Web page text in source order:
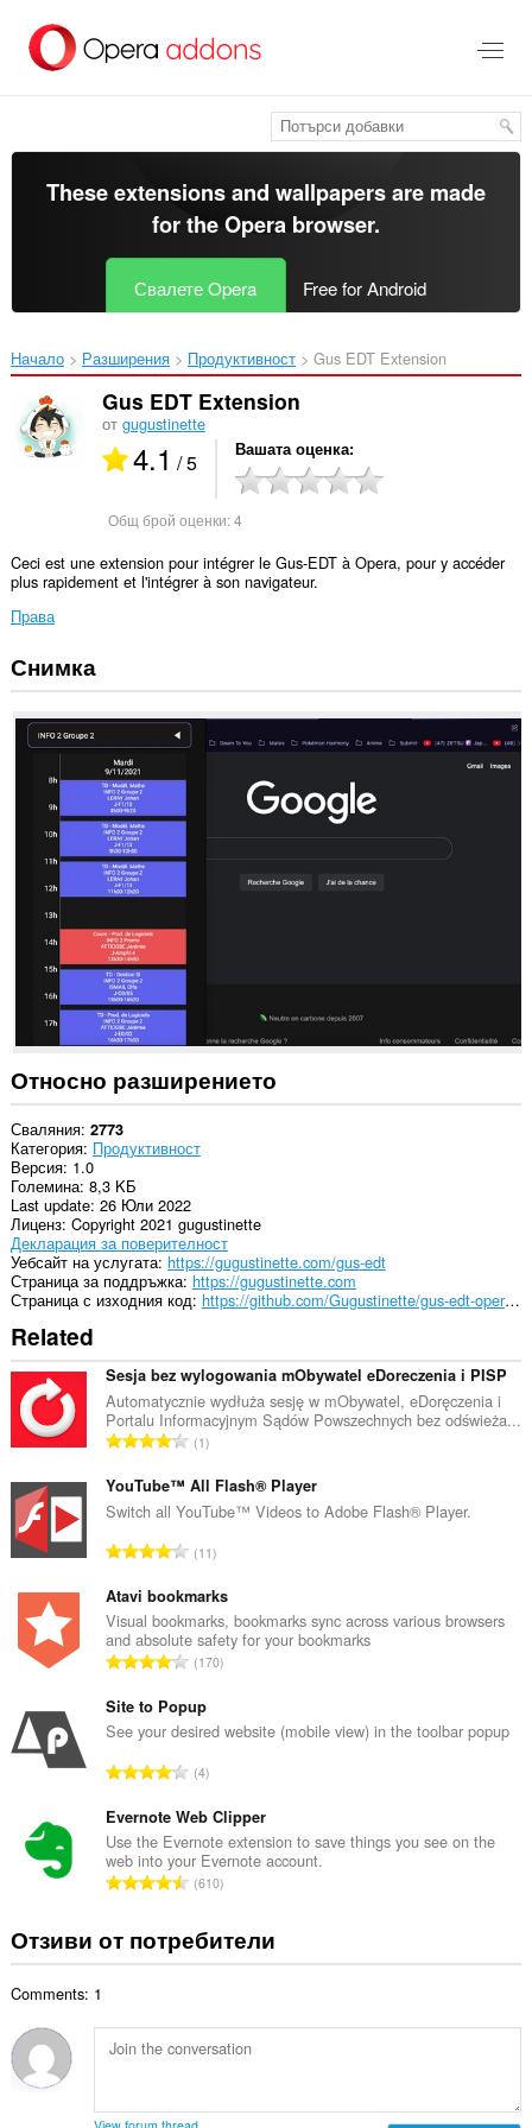
главното
съдържание
These extensions and wallpapers are made
for theOpera browser.
Свалете Opera Free for Android
Начало Разширения Продуктивност Gus EDT Extension‎
Gus EDT Extension
от gugustinette
4.1 / 5 Вашата оценка
Общ брой оценки:4
Ceci est une extension pour intégrer le Gus-EDT à Opera, pour y accéder
plus rapidement et l'intégrer à son navigateur.
Права
Това
разширение
добави
панел
страничната
лента.
Снимка
Относно разширението
Сваляния 2773
Категория Продуктивност
Версия 1.0
Големина 8,3 KБ
Last update 26 Юли 2022
Лиценз Copyright 2021 gugustinette
Декларация за поверителност
Уебсайт на услугата https://gugustinette.com/gus-edt
Страница за поддръжка https://gugustinette.com
Страница с изходния код
https://github.com/Gugustinette/gus-edt-opera-extension
Related
Sesja bez wylogowania mObywatel eDoreczenia i PISP
Automatycznie wydłuża sesję w mObywatel, eDoręczenia i
Portalu Informacyjnym Sądów Powszechnych bez odświeża...
О
щ
б
о
о
ц
е
н
к
и
1
YouTube™ All Flash® Player
Switch all YouTube™ Videos to Adobe Flash® Player.
О
щ
б
р
о
о
ц
е
н
к
и
:
11
Atavi bookmarks
Visual bookmarks, bookmarks sync across various browsers
and absolute safety for your bookmarks
О
щ
б
о
о
ц
е
н
и
:
170
Site to Popup
See your desired website (mobile view) in the toolbar popup
О
щ
б
р
о
о
ц
к
и
4
Evernote Web Clipper
Use the Evernote extension to save things you see on the
web into your Evernote account.
О
щ
б
й
о
н
610
Отзиви от потребители
Comments: 1